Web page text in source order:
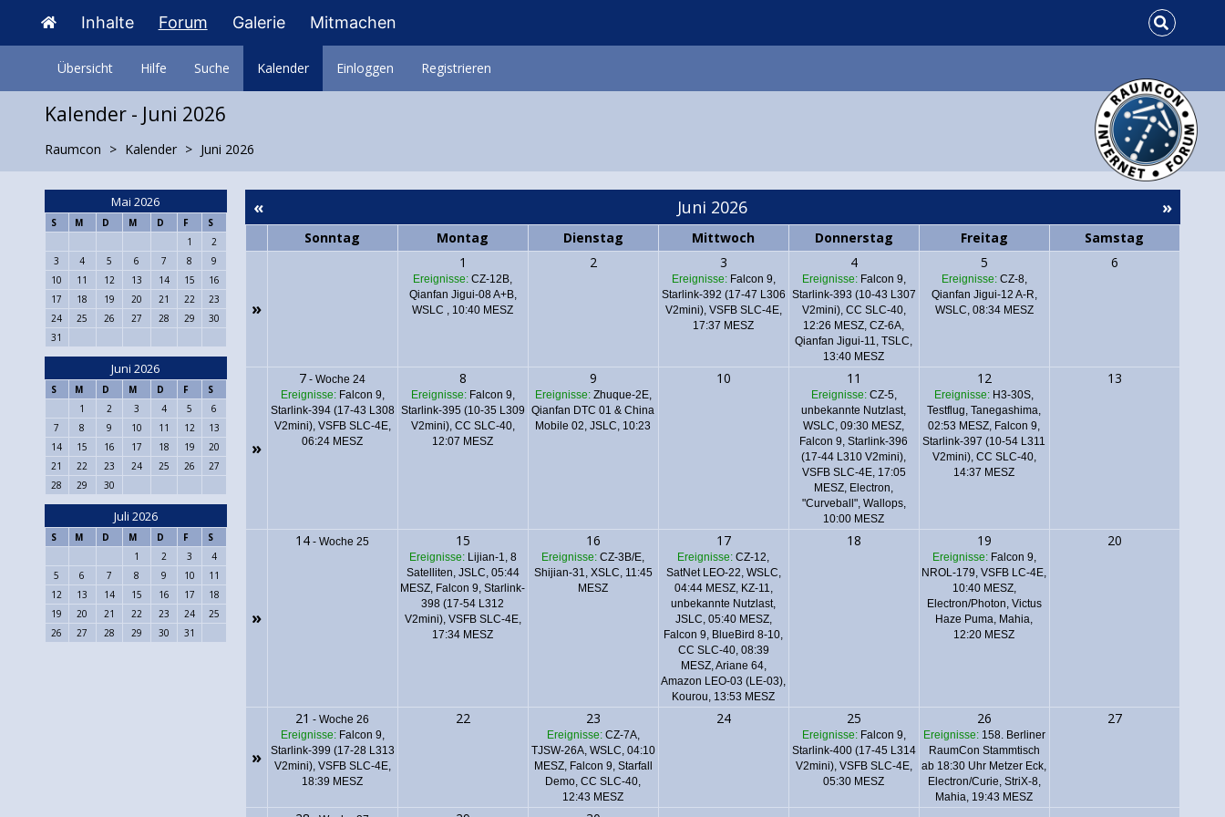
Inhalte Forum Galerie Mitmachen
Übersicht Hilfe Suche Kalender Einloggen Registrieren
Kalender - Juni 2026
Raumcon Kalender Juni 2026
Mai 2026
S M D M D F
S
1
2
3
4 5 6 7 8
9
10
11 12 13 14 15
16
17
18 19 20 21 22
23
24
25 26 27 28 29
30
31
Juni 2026
S M D M D F
S
1
2 3 4 5
6
7
8 9 10 11 12
13
14
15 16 17 18 19
20
21
22 23 24 25 26
27
28
29 30
Juli 2026
S M D M D F
S
1
2 3
4
5
6 7 8 9 10
11
12
13 14 15 16 17
18
19
20 21 22 23 24
25
26
27 28 29 30 31
« »
Juni 2026
Sonntag Montag Dienstag Mittwoch Donnerstag Freitag Samstag
»
1
Ereignisse: CZ-12B,
Qianfan Jigui-08 A+B,
WSLC , 10:40 MESZ
2 3
Ereignisse: Falcon 9,
Starlink-392 (17-47 L306
V2mini), VSFB SLC-4E,
17:37 MESZ
4
Ereignisse: Falcon 9,
Starlink-393 (10-43 L307
V2mini), CC SLC-40,
12:26 MESZ, CZ-6A,
Qianfan Jigui-11, TSLC,
13:40 MESZ
5
Ereignisse:CZ-8,
Qianfan Jigui-12 A-R,
WSLC, 08:34 MESZ
6
»
7 -Woche 24
Ereignisse: Falcon 9,
Starlink-394 (17-43 L308
V2mini), VSFB SLC-4E,
06:24 MESZ
8
Ereignisse: Falcon 9,
Starlink-395 (10-35 L309
V2mini), CC SLC-40,
12:07 MESZ
9
Ereignisse:Zhuque-2E,
Qianfan DTC 01 & China
Mobile 02, JSLC, 10:23
10 11
Ereignisse:CZ-5,
unbekannte Nutzlast,
WSLC, 09:30 MESZ,
Falcon 9, Starlink-396
(17-44 L310 V2mini),
VSFB SLC-4E, 17:05
MESZ, Electron,
"Curveball", Wallops,
10:00 MESZ
12
Ereignisse: H3-30S,
Testflug, Tanegashima,
02:53 MESZ, Falcon 9,
Starlink-397 (10-54 L311
V2mini), CC SLC-40,
14:37 MESZ
13
»
14 -Woche 25 15
Ereignisse:Lijian-1, 8
Satelliten, JSLC, 05:44
MESZ, Falcon 9, Starlink-
398 (17-54 L312
V2mini), VSFB SLC-4E,
17:34 MESZ
16
Ereignisse: CZ-3B/E,
Shijian-31, XSLC, 11:45
MESZ
17
Ereignisse: CZ-12,
SatNet LEO-22, WSLC,
04:44 MESZ, KZ-11,
unbekannte Nutzlast,
JSLC, 05:40 MESZ,
Falcon 9, BlueBird 8-10,
CC SLC-40, 08:39
MESZ,Ariane 64,
Amazon LEO-03 (LE-03),
Kourou, 13:53 MESZ
18 19
Ereignisse: Falcon 9,
NROL-179, VSFB LC-4E,
10:40 MESZ,
Electron/Photon, Victus
Haze Puma, Mahia,
12:20 MESZ
20
»
21 -Woche 26
Ereignisse: Falcon 9,
Starlink-399 (17-28 L313
V2mini), VSFB SLC-4E,
18:39 MESZ
22 23
Ereignisse:CZ-7A,
TJSW-26A, WSLC, 04:10
MESZ, Falcon 9, Starfall
Demo, CC SLC-40,
12:43 MESZ
24 25
Ereignisse: Falcon 9,
Starlink-400 (17-45 L314
V2mini), VSFB SLC-4E,
05:30 MESZ
26
Ereignisse: 158. Berliner
RaumCon Stammtisch
ab 18:30 Uhr Metzer Eck,
Electron/Curie, StriX-8,
Mahia, 19:43 MESZ
27